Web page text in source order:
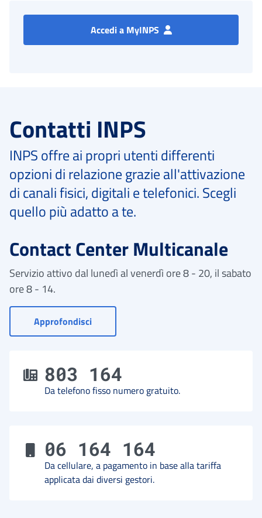
Accedi a MyINPS
Contatti INPS
INPS offre ai propri utenti differenti
opzioni di relazione grazie all'attivazione
di canali fisici, digitali e telefonici. Scegli
quello più adatto a te.
Contact Center Multicanale
Servizio attivo dal lunedì al venerdì ore 8 - 20, il sabato
ore 8 - 14.
Approfondisci- Vai a Contact Center
803 164
Da telefono fisso numero gratuito.
06 164 164
Da cellulare, a pagamento in base alla tariffa
applicata dai diversi gestori.